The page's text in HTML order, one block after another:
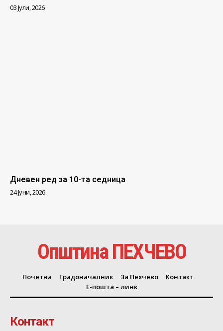
03 Јули, 2026
Дневен ред за 10-та седница
24 Јуни, 2026
Општина ПЕХЧЕВО
Почетна Градоначалник За Пехчево
Контакт
Е-пошта – линк
Контакт